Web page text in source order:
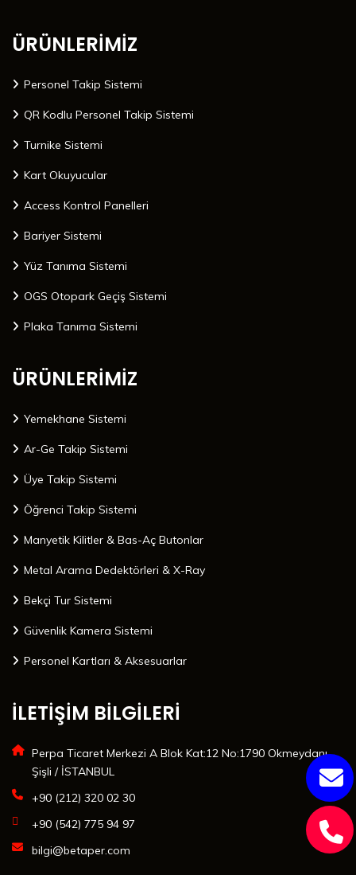
ÜRÜNLERİMİZ
Personel Takip Sistemi
QR Kodlu Personel Takip Sistemi
Turnike Sistemi
Kart Okuyucular
Access Kontrol Panelleri
Bariyer Sistemi
Yüz Tanıma Sistemi
OGS Otopark Geçiş Sistemi
Plaka Tanıma Sistemi
ÜRÜNLERİMİZ
Yemekhane Sistemi
Ar-Ge Takip Sistemi
Üye Takip Sistemi
Öğrenci Takip Sistemi
Manyetik Kilitler & Bas-Aç Butonlar
Metal Arama Dedektörleri & X-Ray
Bekçi Tur Sistemi
Güvenlik Kamera Sistemi
Personel Kartları & Aksesuarlar
İLETİŞİM BİLGİLERİ
Perpa Ticaret Merkezi A Blok Kat:12 No:1790 Okmeydanı
Şişli / İSTANBUL
+90 (212) 320 02 30
+90 (542) 775 94 97
bilgi@betaper.com